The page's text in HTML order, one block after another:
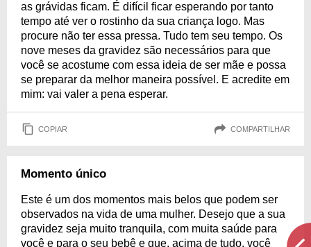
as grávidas ficam. É difícil ficar esperando por tanto
tempo até ver o rostinho da sua criança logo. Mas
procure não ter essa pressa. Tudo tem seu tempo. Os
nove meses da gravidez são necessários para que
você se acostume com essa ideia de ser mãe e possa
se preparar da melhor maneira possível. E acredite em
mim: vai valer a pena esperar.
COPIAR COMPARTILHAR
Momento único
Este é um dos momentos mais belos que podem ser
observados na vida de uma mulher. Desejo que a sua
gravidez seja muito tranquila, com muita saúde para
você e para o seu bebê e que, acima de tudo, você